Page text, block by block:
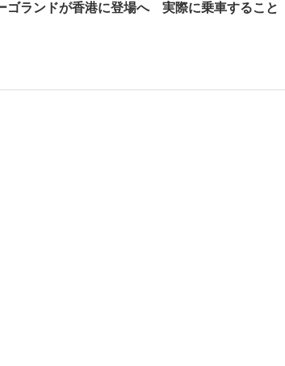
ゴランドが香港に登場へ 実際に乗車すること